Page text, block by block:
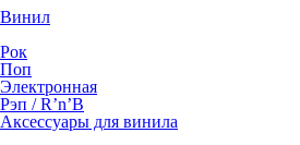
Винил
Рок
Поп
Электронная
Рэп / R’n’B
Аксессуары для винила